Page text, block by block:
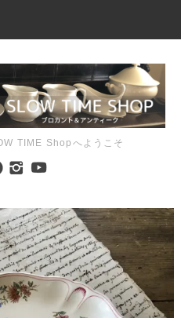
TIME Shopへようこそ